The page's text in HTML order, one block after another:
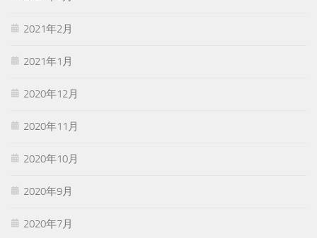
2021年2月
2021年1月
2020年12月
2020年11月
2020年10月
2020年9月
2020年7月